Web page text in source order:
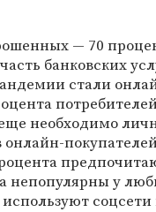
— 70
банковских
стали
необходимо
онлайн-
непопулярны у